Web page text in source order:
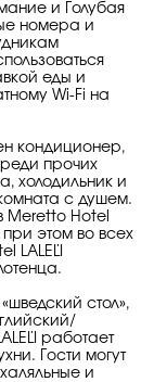
и Голубая
номера и
еды и
Wi-Fi на
кондиционер,
прочих
холодильник и
с душем.
Meretto Hotel
при этом во всех
LALELİ
стол»,
работает
Гости могут
и